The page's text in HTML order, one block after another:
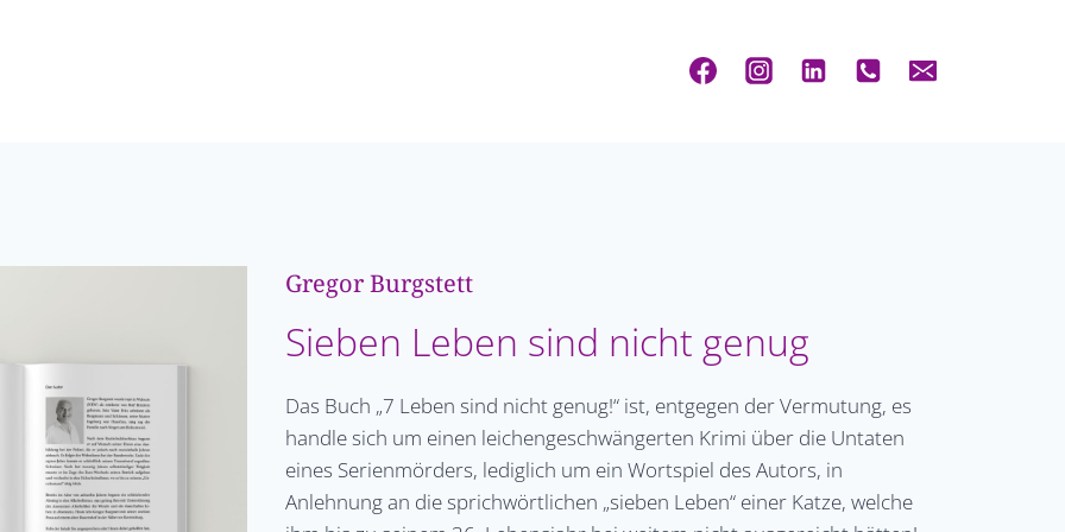
Gregor Burgstett
Sieben Leben sind nicht genug
Das Buch „7 Leben sind nicht genug!“ ist, entgegen der Vermutung, es
handle sich um einen leichengeschwängerten Krimi über die Untaten
eines Serienmörders, lediglich um ein Wortspiel des Autors, in
Anlehnung an die sprichwörtlichen „sieben Leben“ einer Katze, welche